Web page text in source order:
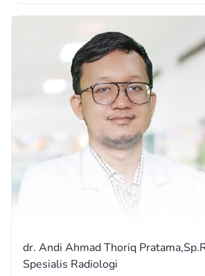
dr. Andi Ahmad Thoriq
Spesialis Radiologi